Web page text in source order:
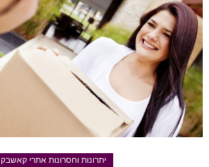
יתרונות וחסרונות אתרי קאשבק